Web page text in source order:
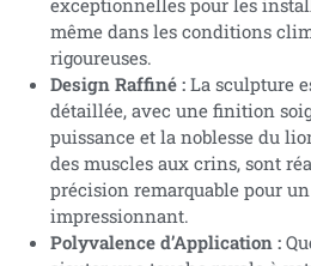
exceptionnelles pour les
même dans les conditions
rigoureuses.
Design Raffiné : La sculpture
détaillée, avec une finition
puissance et la noblesse du
des muscles aux crins, sont
précision remarquable pour
impressionnant.
Polyvalence d’Application :